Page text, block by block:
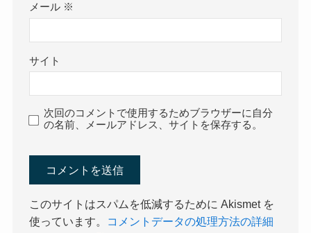
メール ※
サイト
次回のコメントで使用するためブラウザーに自分
の名前、メールアドレス、サイトを保存する。
このサイトはスパムを低減するために Akismet を
使っています。
コメントデータの処理方法の詳細